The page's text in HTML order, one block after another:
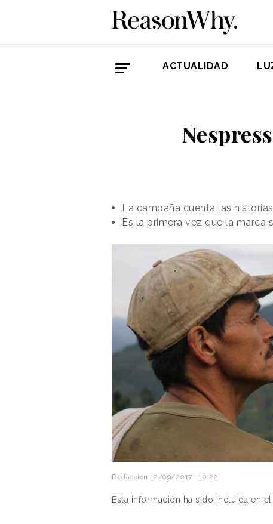
ACTUALIDAD
La campaña cuenta las
Es la primera vez que la marca
Redacción 12/09/2017 · 10:22
Esta información ha sido incluida en